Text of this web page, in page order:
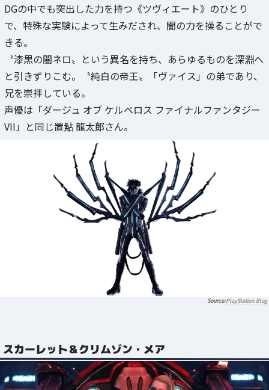
DGの中でも突出した力を持つ《ツヴィエート》のひとり
で、特殊な実験によって生みだされ、闇の力を操ることがで
きる。
〝漆黒の闇ネロ〟という異名を持ち、あらゆるものを深淵へ
と引きずりこむ。〝純白の帝王〟「ヴァイス」の弟であり、
兄を崇拝している。
声優は「ダージュ オブ ケルベロス ファイナルファンタジー
VII」と同じ置鮎 龍太郎さん。
PlayStation.Blog
スカーレット＆クリムゾン・メア